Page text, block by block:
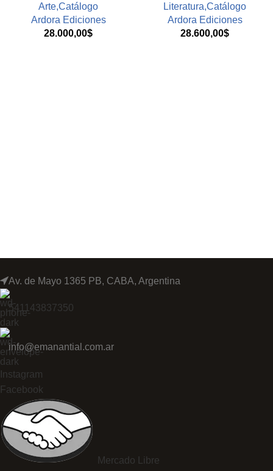
Arte,Catálogo
Ardora Ediciones
28.000,00$
Literatura,Catálogo
Ardora Ediciones
28.600,00$
Av. de Mayo 1365 PB, CABA, Argentina
541143837350
info@emanantial.com.ar
Instagram
Facebook
Mercado Libre